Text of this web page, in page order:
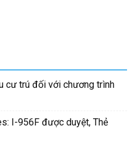
cư trú đối với chương trình
I-956F được duyệt, Thẻ